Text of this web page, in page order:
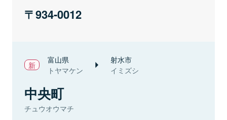
934-0012
富山県
トヤマケン
射水市
イミズシ
中央町
チュウオウマチ